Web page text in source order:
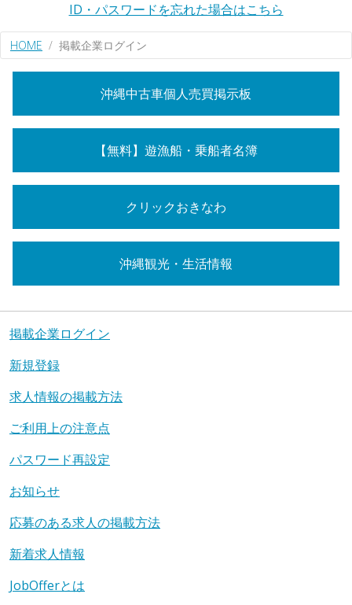
ID・パスワードを忘れた場合はこちら
HOME 掲載企業ログイン
沖縄中古車個人売買掲示板
【無料】遊漁船・乗船者名簿
クリックおきなわ
沖縄観光・生活情報
掲載企業ログイン
新規登録
求人情報の掲載方法
ご利用上の注意点
パスワード再設定
お知らせ
応募のある求人の掲載方法
新着求人情報
JobOfferとは